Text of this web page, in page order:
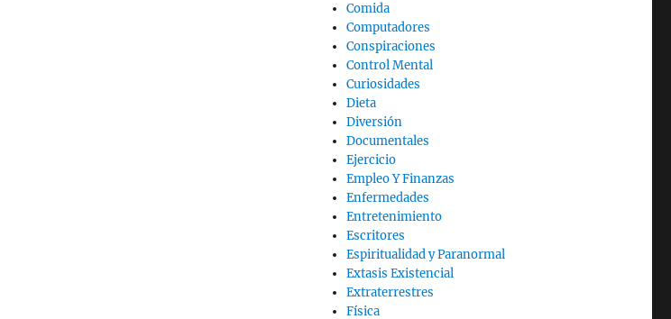
Comida
Computadores
Conspiraciones
Control Mental
Curiosidades
Dieta
Diversión
Documentales
Ejercicio
Empleo Y Finanzas
Enfermedades
Entretenimiento
Escritores
Espiritualidad y Paranormal
Extasis Existencial
Extraterrestres
Física